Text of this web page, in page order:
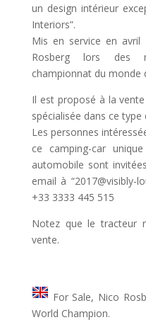
un design intérieur
Interiors”.
Mis en service en
Rosberg lors des
championnat du monde
Il est proposé à la
spécialisée dans ce type
Les personnes
ce camping-car
automobile sont
email à “2017@visibly-
+33 3333 445 515
Notez que le tracteur
vente.
For Sale, Nico
World Champion.